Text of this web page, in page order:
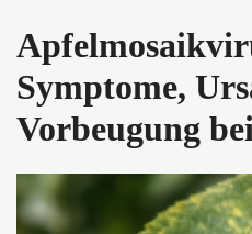
Symptome,
Vorbeugung